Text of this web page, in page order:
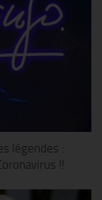
légendes :
!!